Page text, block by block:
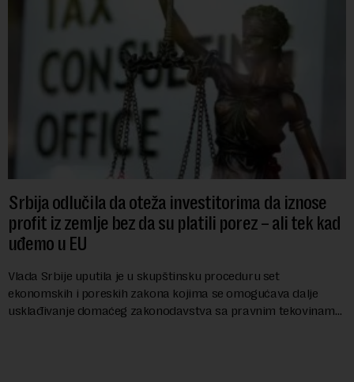
Srbija odlučila da oteža investitorima da iznose
profit iz zemlje bez da su platili porez – ali tek kad
uđemo u EU
Vlada Srbije uputila je u skupštinsku proceduru set
ekonomskih i poreskih zakona kojima se omogućava dalje
usklađivanje domaćeg zakonodavstva sa pravnim tekovinama